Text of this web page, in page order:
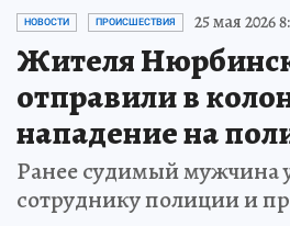
НОВОСТИ ПРОИСШЕСТВИЯ 25 мая 2026
Жителя
отправили в
нападение на
Ранее судимый мужчина
сотруднику полиции и